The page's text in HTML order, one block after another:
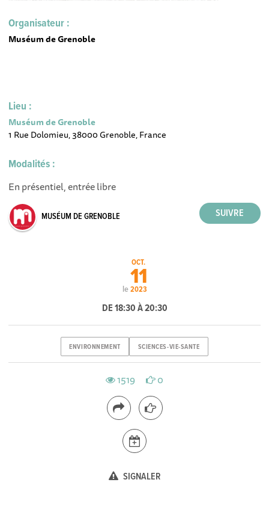
Organisateur :
Muséum de Grenoble
Lieu :
Muséum de Grenoble
1 Rue Dolomieu, 38000 Grenoble, France
Modalités :
En présentiel, entrée libre
MUSÉUM DE GRENOBLE
le
OCT.
11
2023
DE 18:30 À 20:30
ENVIRONNEMENT SCIENCES-VIE-SANTE
1519 0
SIGNALER